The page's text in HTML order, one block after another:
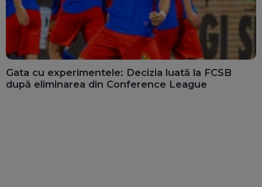
Gata cu experimentele: Decizia luată la FCSB
după eliminarea din Conference League